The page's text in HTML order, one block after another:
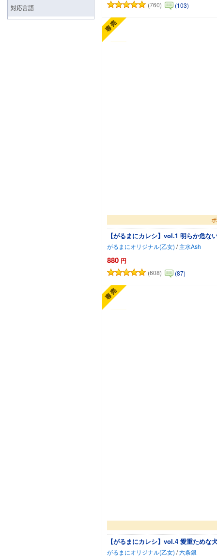
(760) (103)
【がるまにカレシ】vol.1 明らか危
がるまにオリジナル(乙女) / 主水Ash
880 円
(608) (87)
【がるまにカレシ】vol.4 愛重ため
がるまにオリジナル(乙女) /六条銀
対応言語